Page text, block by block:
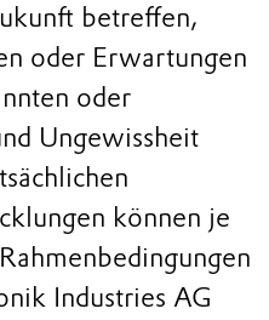
betreffen,
oder Erwartungen
oder
Ungewissheit
können je
Industries AG